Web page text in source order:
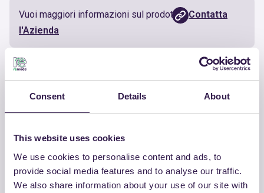
Consent Details About
This website uses cookies
We use cookies to personalise content and ads, to
provide social media features and to analyse our traffic.
We also share information about your use of our site with
Vuoi maggiori informazioni sul prodotto? Contatta
l'Azienda
ALTRI PRODOTTI